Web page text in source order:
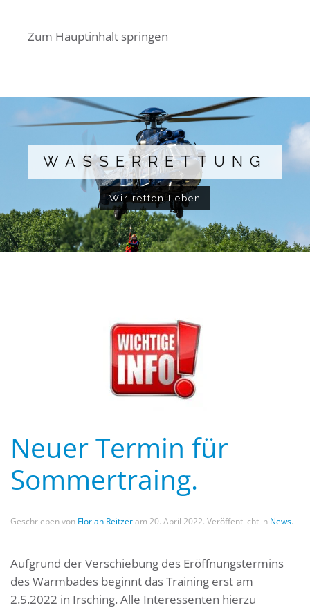
Zum Hauptinhalt springen
WASSERRETTUNG
Wir retten Leben
Neuer Termin für
Sommertraing.
Geschrieben von Florian Reitzeram 20. April 2022. Veröffentlicht in News.
Aufgrund der Verschiebung des Eröffnungstermins
des Warmbades beginnt das Training erst am
2.5.2022 in Irsching. Alle Interessenten hierzu